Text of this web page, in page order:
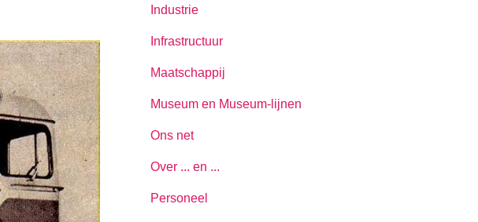
Industrie
Infrastructuur
Maatschappij
Museum en Museum-lijnen
Ons net
Over ... en ...
Personeel